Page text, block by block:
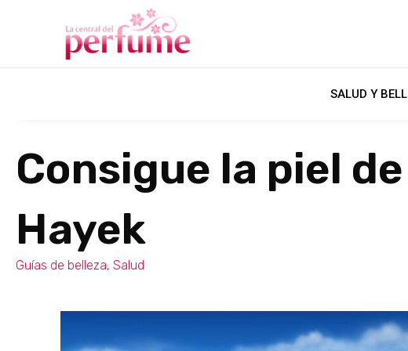
SALUD Y
Consigue la piel
Hayek
Guías de belleza, Salud